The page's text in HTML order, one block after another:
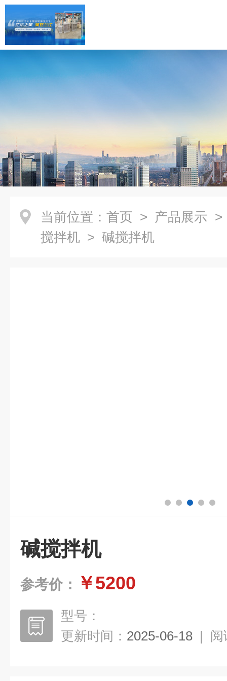
当前位置： 首页 > 产品展示
搅拌机 > 碱搅拌机
碱搅拌机
参考价： ￥5200
型号：
更新时间： 2025-06-18 | 阅